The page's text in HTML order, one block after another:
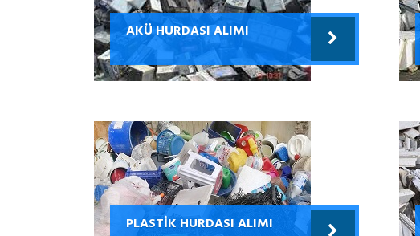
AKÜ HURDASI ALIMI
PLASTIK HURDASI ALIMI